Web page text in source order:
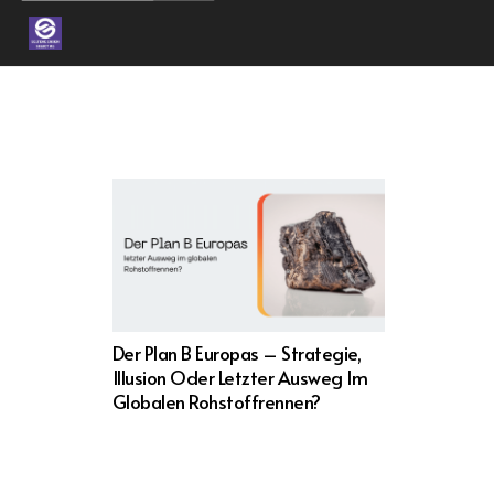
Der Plan B Europas – Strategie,
Illusion Oder Letzter Ausweg Im
Globalen Rohstoffrennen?